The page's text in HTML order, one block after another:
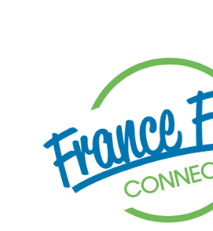
Artisan Crémier-Fromager
Magasin de proximité
Restaurateur
Collectivité
Catalogues
Nos engagement RSE
Nous rejoindre